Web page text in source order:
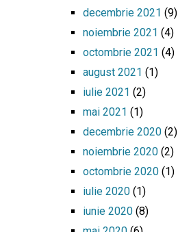
decembrie 2021 (9)
noiembrie 2021 (4)
octombrie 2021 (4)
august 2021 (1)
iulie 2021 (2)
mai 2021 (1)
decembrie 2020(2)
noiembrie 2020(2)
octombrie 2020(1)
iulie 2020(1)
iunie 2020(8)